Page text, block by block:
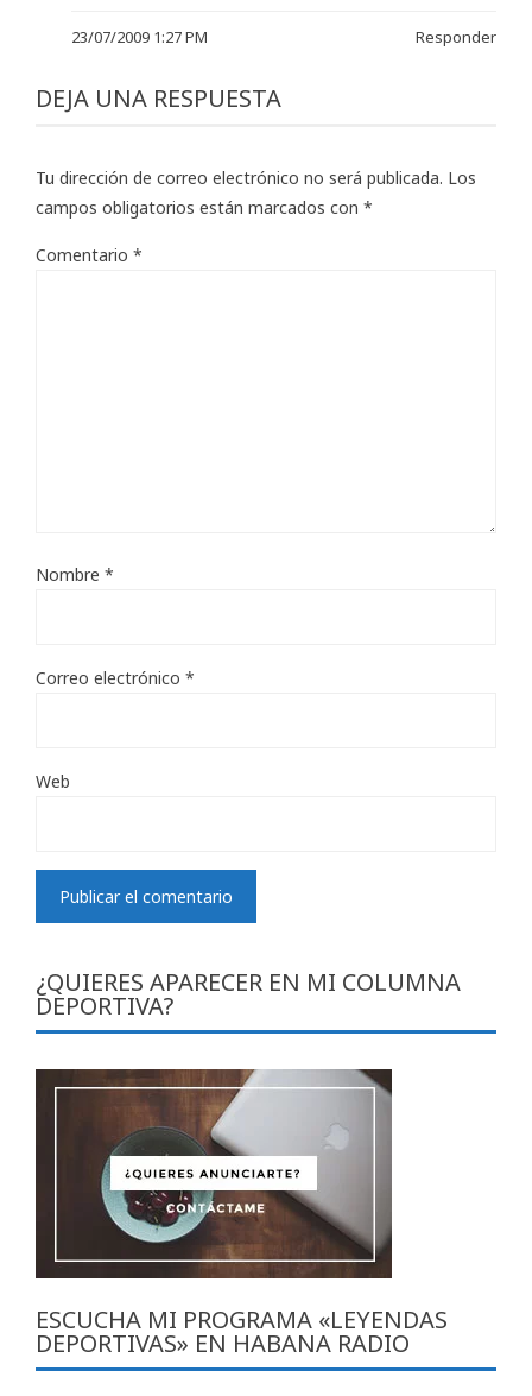
23/07/2009 1:27 PM Responder
DEJA UNA RESPUESTA
Tu dirección de correo electrónico no será publicada. Los
campos obligatorios están marcados con *
Comentario *
Nombre *
Correo electrónico *
Web
¿QUIERES APARECER EN MI COLUMNA
DEPORTIVA?
ESCUCHA MI PROGRAMA «LEYENDAS
DEPORTIVAS» EN HABANA RADIO